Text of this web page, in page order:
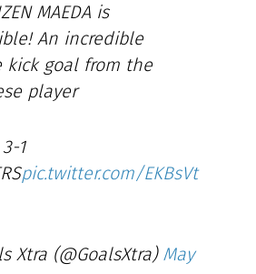
MAEDA is
An incredible
kick goal from the
player
3-1
pic.twitter.com/EKBsVt
Xtra (@GoalsXtra) May